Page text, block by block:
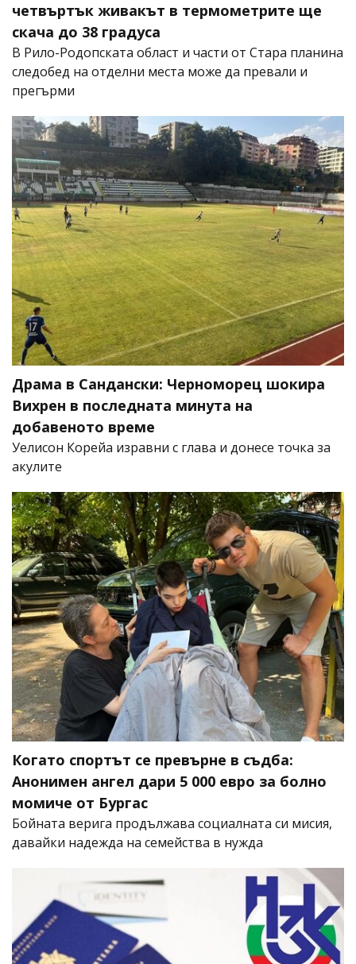
четвъртък живакът в термометрите ще
скача до 38 градуса
В Рило-Родопската област и части от Стара планина
следобед на отделни места може да превали и
прегърми
Драма в Сандански: Черноморец шокира
Вихрен в последната минута на
добавеното време
Уелисон Корейа изравни с глава и донесе точка за
акулите
Когато спортът се превърне в съдба:
Анонимен ангел дари 5 000 евро за болно
момиче от Бургас
Бойната верига продължава социалната си мисия,
давайки надежда на семейства в нужда